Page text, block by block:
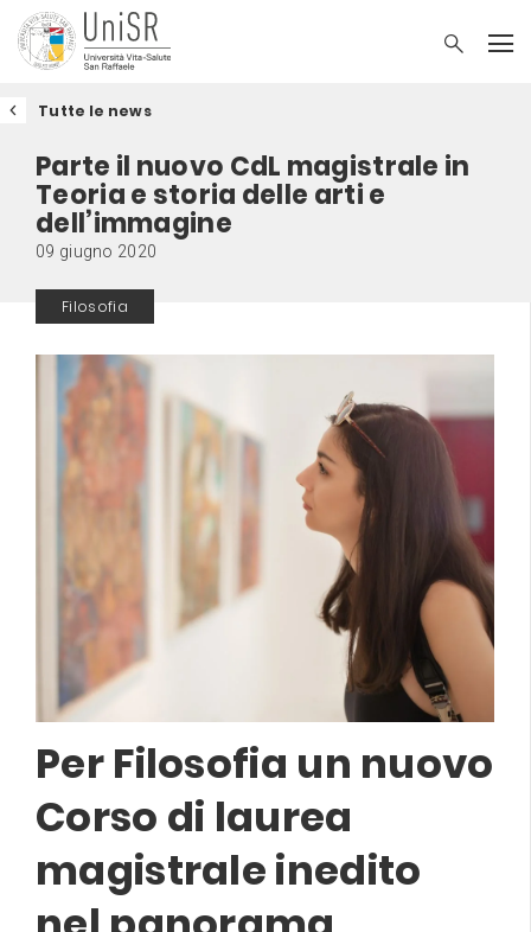
Tutte le news
Parte il nuovo CdL magistrale in
Teoria e storia delle arti e
dell’immagine
09 giugno 2020
Filosofia
Per Filosofia un nuovo
Corso di laurea
magistrale inedito